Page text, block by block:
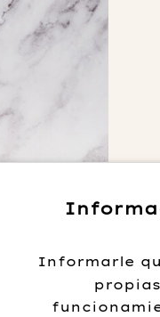
Informarle